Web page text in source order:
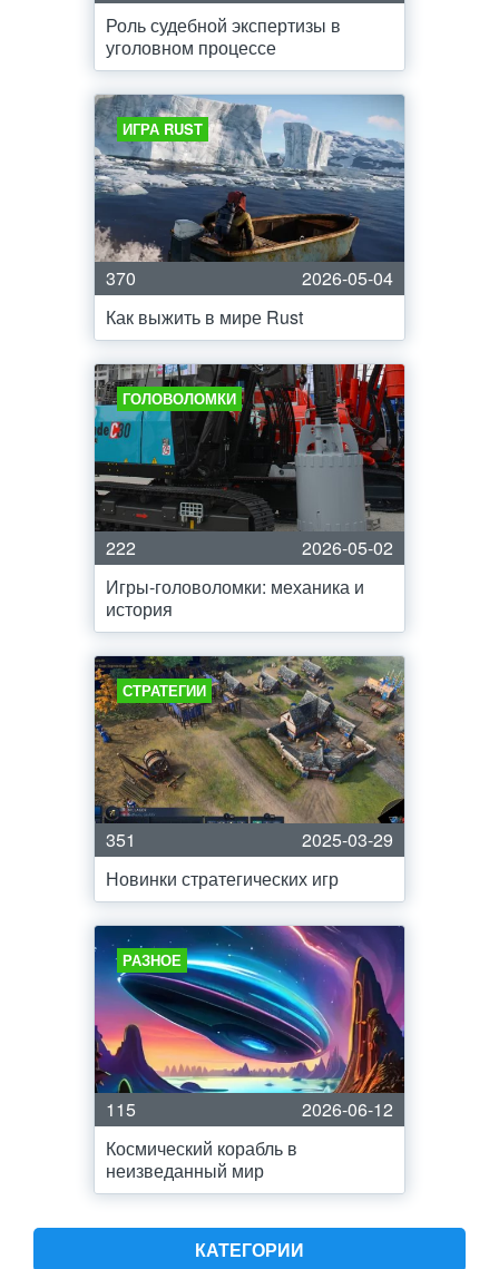
Роль судебной экспертизы в
уголовном процессе
ИГРА RUST
370
2026-05-04
Как выжить в мире Rust
ГОЛОВОЛОМКИ
222
2026-05-02
Игры-головоломки: механика и
история
СТРАТЕГИИ
351
2025-03-29
Новинки стратегических игр
РАЗНОЕ
115
2026-06-12
Космический корабль в
неизведанный мир
КАТЕГОРИИ